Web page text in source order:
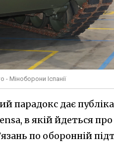
- Міноборони Іспанії
парадокс дає
в якій йдеться про
по оборонній